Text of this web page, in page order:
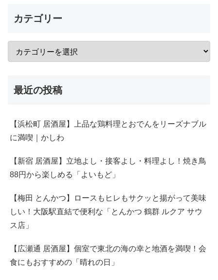
カテゴリー
最近の投稿
【浜松町 居酒屋】上品な鶏料理とおでんをリーズナブル
に満喫｜かしわ
【新宿 居酒屋】立地よし・接客よし・料理よし！焼き鳥
88円から楽しめる「よいもど」
【梅田 とんかつ】ロースもヒレもサクッと揚がって美味
しい！大阪駅直結で便利な「とんかつ 鶴群 ルクア サウ
ス店」
【広瀬通 居酒屋】個室で東北の海の幸と地酒を満喫！会
食にもおすすめの「晴れの日」